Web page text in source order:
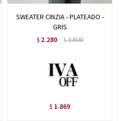
SWEATER CINZIA - PLATEADO -
GRIS
$ 2.280 $3.800
$ 1.869